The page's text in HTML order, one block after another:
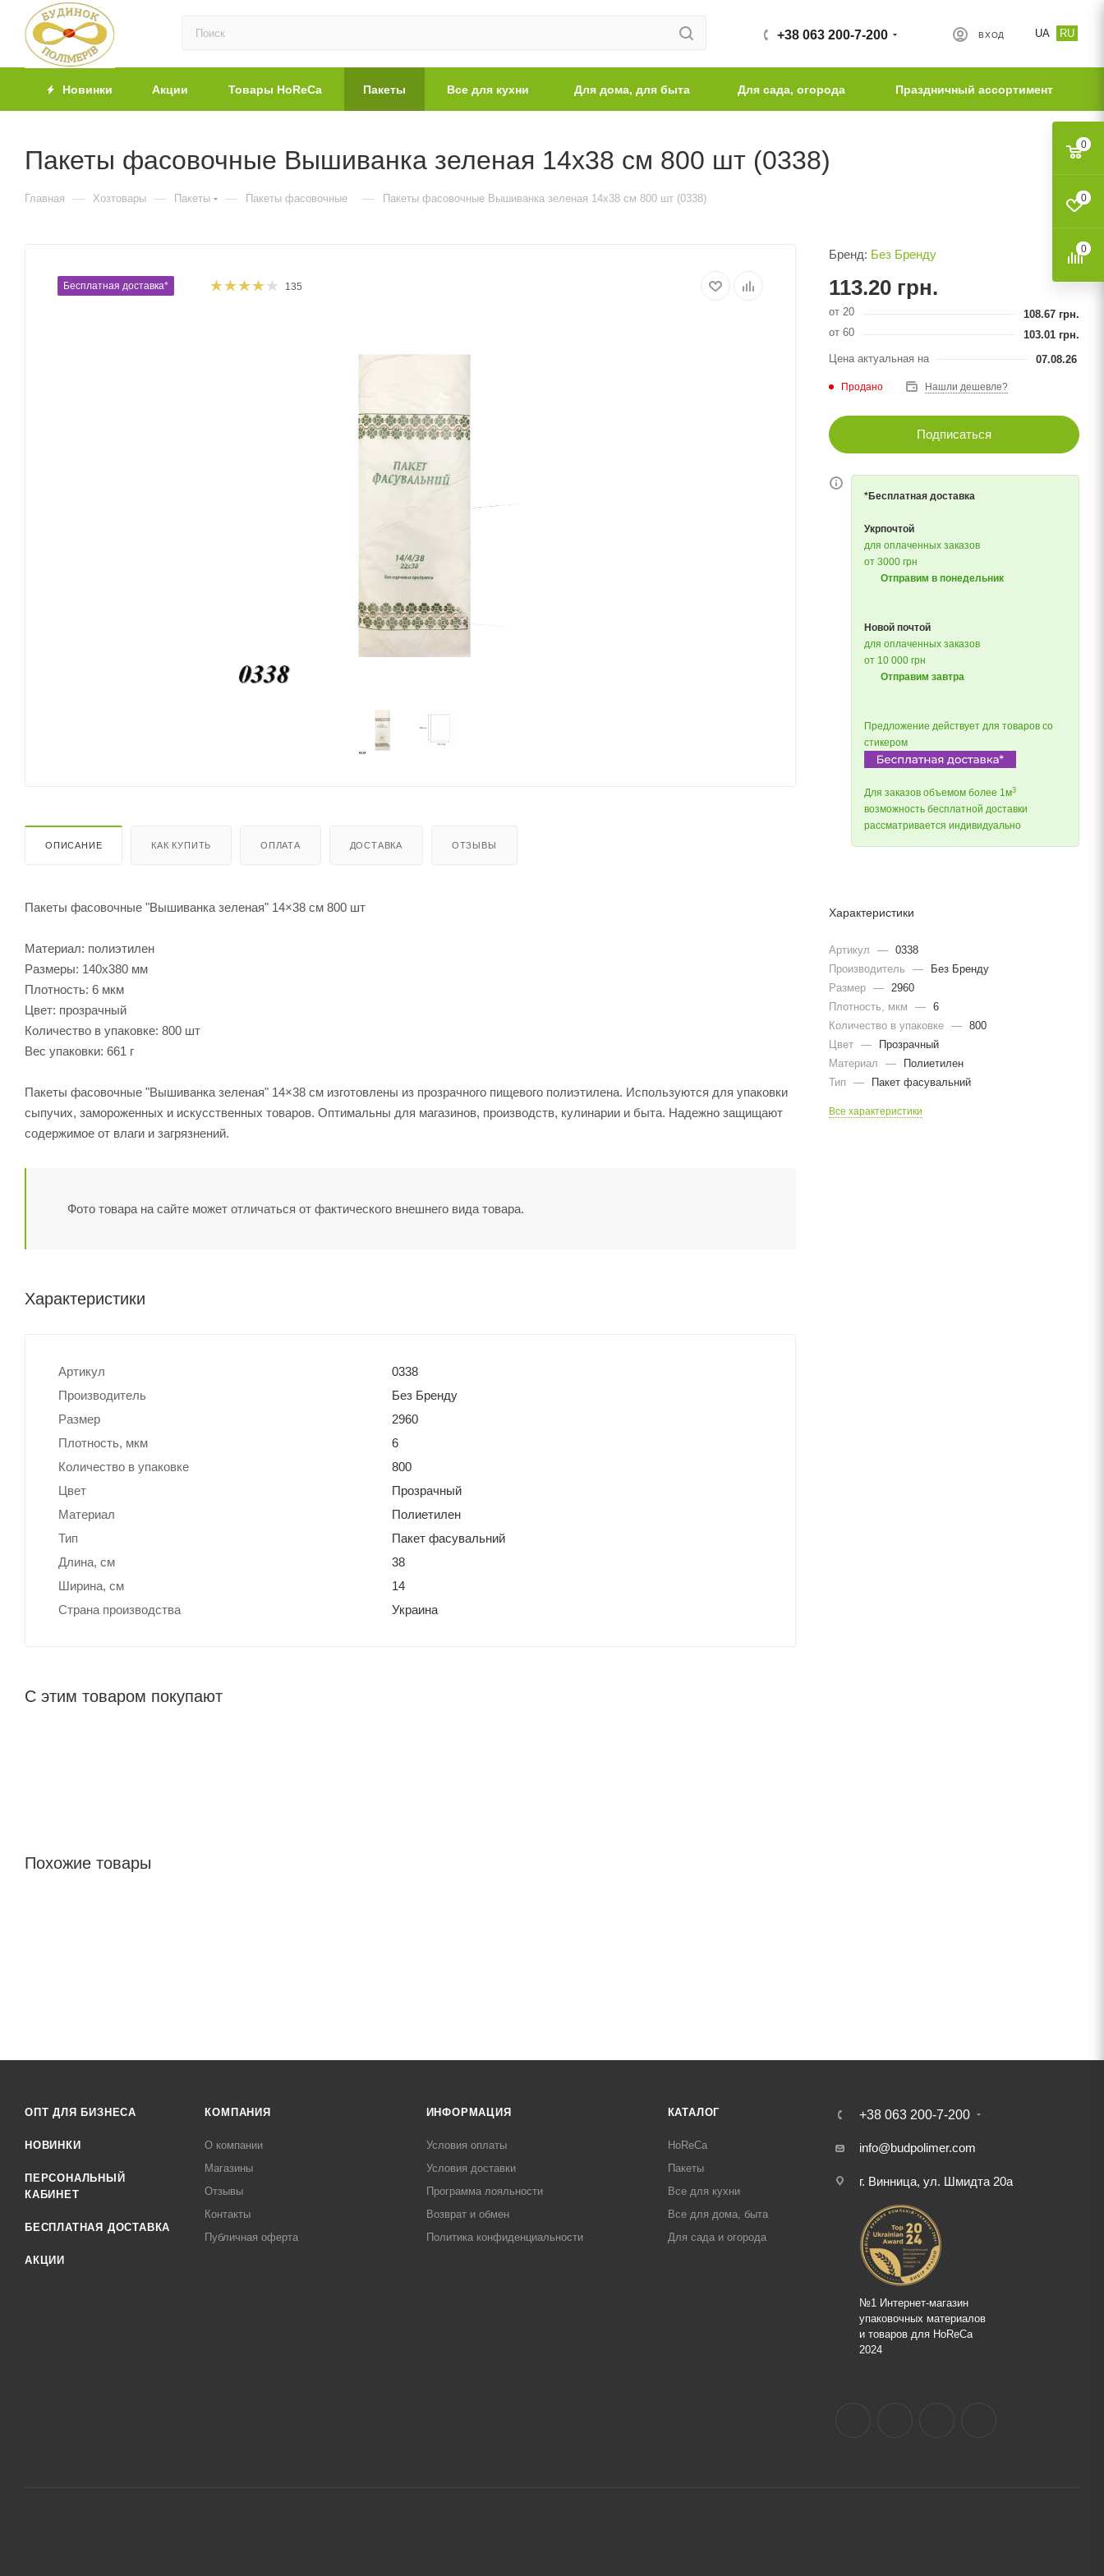
UA RU
ВХОД
+38 063 200-7-200
Новинки Акции Товары HoReCa Пакеты Все для кухни Для дома, для быта Для сада, огорода Праздничный ассортимент
Пакеты фасовочные Вышиванка зеленая 14х38 см 800 шт (0338)
Главная — Хозтовары — Пакеты — Пакеты фасовочные — Пакеты фасовочные Вышиванка зеленая 14х38 см 800 шт (0338)
Бесплатная доставка* 135
ОПИСАНИЕ КАК КУПИТЬ ОПЛАТА ДОСТАВКА ОТЗЫВЫ
Пакеты фасовочные "Вышиванка зеленая" 14×38 см 800 шт
Материал: полиэтилен
Размеры: 140х380 мм
Плотность: 6 мкм
Цвет: прозрачный
Количество в упаковке: 800 шт
Вес упаковки: 661 г
Пакеты фасовочные "Вышиванка зеленая" 14×38 см изготовлены из прозрачного пищевого полиэтилена. Используются для упаковки
сыпучих, замороженных и искусственных товаров. Оптимальны для магазинов, производств, кулинарии и быта. Надежно защищают
содержимое от влаги и загрязнений.
Фото товара на сайте может отличаться от фактического внешнего вида товара.
Характеристики
Артикул
0338
Производитель
Без Бренду
Размер
2960
Плотность, мкм
6
Количество в упаковке
800
Цвет
Прозрачный
Материал
Полиетилен
Тип
Пакет фасувальний
Длина, cм
38
Ширина, cм
14
Страна производства
Украина
С этим товаром покупают
Похожие товары
Бренд: Без Бренду
113.20 грн.
от 20 108.67 грн.
от 60
103.01 грн.
Цена актуальная на
07.08.26
Продано Нашли дешевле?
Подписаться
*Бесплатная доставка
Укрпочтой
для оплаченных заказов
от 3000 грн
Отправим в понедельник
Новой почтой
для оплаченных заказов
от 10 000 грн
Отправим завтра
Предложение действует для товаров со
стикером
Для заказов объемом более 1м3
возможность бесплатной доставки
рассматривается индивидуально
Характеристики
Артикул — 0338
Производитель
—
Без Бренду
Размер —
2960
Плотность, мкм
— 6
Количество в упаковке — 800
Цвет —
Прозрачный
Материал
—
Полиетилен
Тип
— Пакет фасувальний
Все характеристики
ОПТ ДЛЯ БИЗНЕСА
НОВИНКИ
ПЕРСОНАЛЬНЫЙ
КАБИНЕТ
БЕСПЛАТНАЯ ДОСТАВКА
АКЦИИ
КОМПАНИЯ
О компании
Магазины
Отзывы
Контакты
Публичная оферта
ИНФОРМАЦИЯ
Условия оплаты
Условия доставки
Программа лояльности
Возврат и обмен
Политика конфиденциальности
КАТАЛОГ
HoReCa
Пакеты
Все для кухни
Все для дома, быта
Для сада и огорода
+38 063 200-7-200
info@budpolimer.com
г. Винница, ул. Шмидта 20а
№1 Интернет-магазин
упаковочных материалов
и товаров для HoReCa
2024
0
0
0